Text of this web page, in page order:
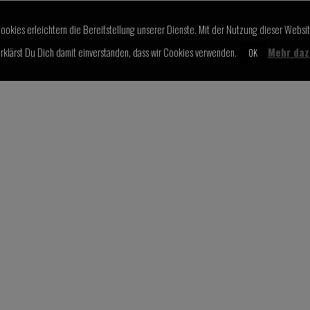
erleichtern die Bereitstellung unserer Dienste. Mit der Nutzung dieser
Du Dich damit einverstanden, dass wir Cookies verwenden.
OK Mehr